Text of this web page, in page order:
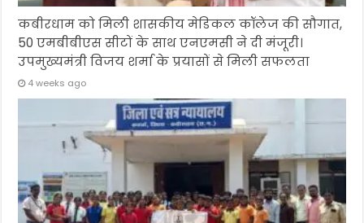
कबीरधाम को मिली शासकीय मेडिकल कॉलेज की सौगात,
50 एमबीबीएस सीटों के साथ एनएमसी ने दी मंजूरी।
उपमुख्यमंत्री विजय शर्मा के प्रयासों से मिली सफलता
4 weeks ago